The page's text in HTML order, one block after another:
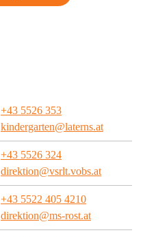
+43 5526 353
kindergarten@laterns.at
+43 5526 324
direktion@vsrlt.vobs.at
+43 5522 405 4210
direktion@ms-rost.at